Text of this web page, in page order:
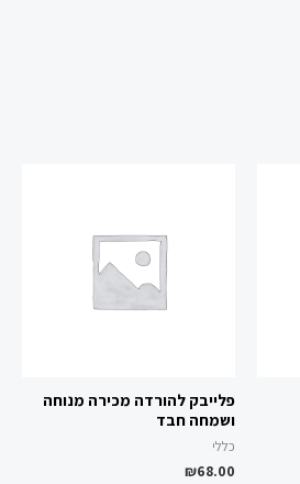
פלייבק להורדה מכירה מנוחה
ושמחה חבד
כללי
₪68.00